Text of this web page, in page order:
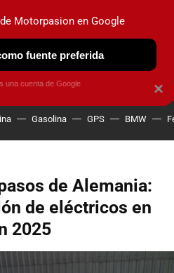
OBSERVATORIO
Gasolina GPS BMW
de Alemania:
de eléctricos en
2025
×
Motorpasion en Google
fuente preferida
una cuenta de Google